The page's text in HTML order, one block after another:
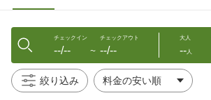
チェックイン
--/-- 〜
チェックアウト
--/--
大人
--人
絞り込み